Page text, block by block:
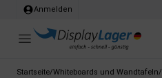
Anmelden
Startseite/Whiteboards und Wandtafeln/